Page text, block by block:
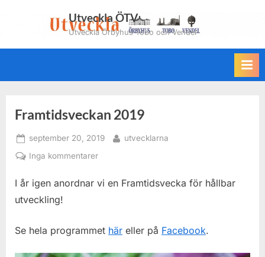
Utveckla ÖTV
Utveckla Örbyhus Tobo och Vendel
Framtidsveckan 2019
Posted
on
september 20, 2019 By
utvecklarna
Inga kommentarertill
2019
I år igen anordnar vi en Framtidsvecka för hållbar
utveckling!
Se hela programmet här eller på Facebook.